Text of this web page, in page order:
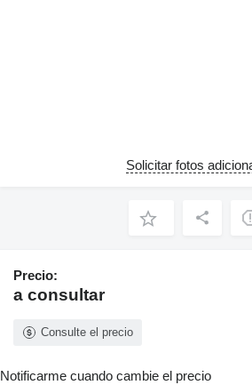
Solicitar fotos
Precio:
a consultar
Consulte el precio
Notificarme cuando cambie el precio